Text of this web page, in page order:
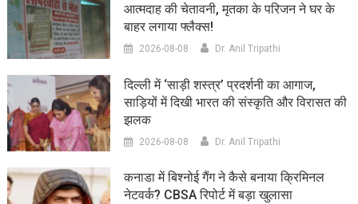
आत्मदाह की चेतावनी, मृतका के परिजन ने घर के
बाहर लगाया फ्लैक्स!
2026-08-08 Dr. Anil Tripathi
दिल्ली में ‘साड़ी शस्त्र’ प्रदर्शनी का आगाज,
साड़ियों में दिखी भारत की संस्कृति और विरासत की
झलक
2026-08-08 Dr. Anil Tripathi
कनाडा में बिश्नोई गैंग ने कैसे बनाया क्रिमिनल
नेटवर्क? CBSA रिपोर्ट में बड़ा खुलासा